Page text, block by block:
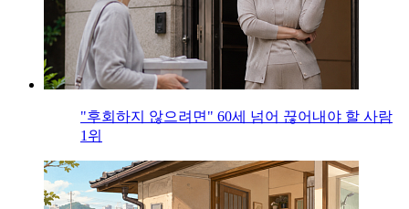
"후회하지 않으려면" 60세 넘어 끊어내야 할 사람
1위